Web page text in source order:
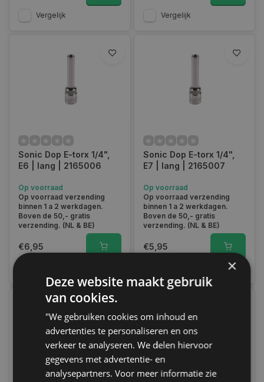
Vergelijk Vergelijk
Sonic Dop E-torx 1/4",
E6 | lang | 2165006
Op voorraad
Op voorraad verzending
binnen 1 a 2 werkdagen.
Boven de 50,- gratis
verzending. (NL & BE)
€6,95
Sonic Dop E-torx 1/4",
E7 | lang | 2165007
Op voorraad
Op voorraad verzending
binnen 1 a 2 werkdagen.
Boven de 50,- gratis
verzending. (NL & BE)
€5,95
×
Deze website maakt gebruik
van cookies.
"We gebruiken cookies om inhoud en
advertenties te personaliseren en ons
verkeer te analyseren. We delen hiervoor
gegevens met advertentie- en
analysepartners. Voor meer informatie zie